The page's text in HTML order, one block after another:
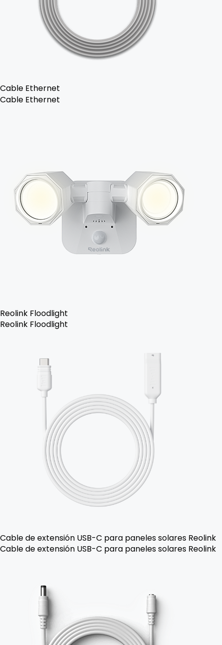
Cable Ethernet
Cable Ethernet
Reolink Floodlight
Reolink Floodlight
Cable de extensión USB-C para paneles solares Reolink
Cable de extensión USB-C para paneles solares Reolink